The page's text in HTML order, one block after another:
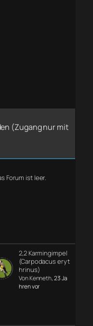
(Zugang nur mit
Forum ist leer.
2,2 Karmingimpel
(Carpodacus eryt
hrinus)
Von Kenneth, 23 Ja
hren vor